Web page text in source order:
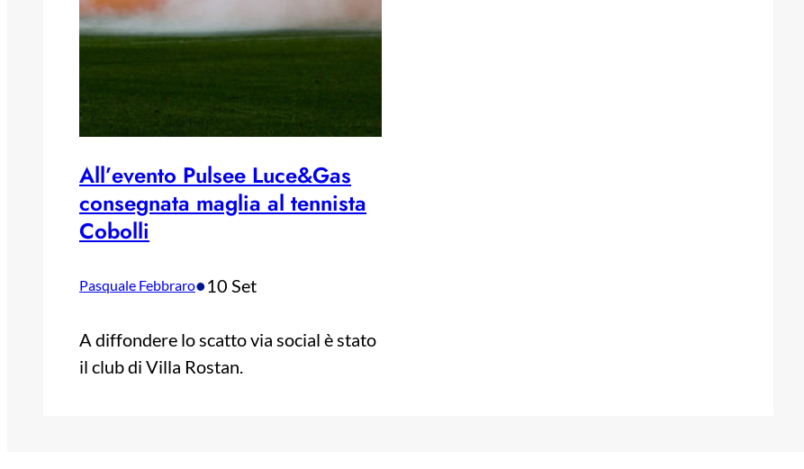
All’evento Pulsee Luce&Gas
consegnata maglia al tennista
Cobolli
Pasquale Febbraro•10 Set
A diffondere lo scatto via social è stato
il club di Villa Rostan.